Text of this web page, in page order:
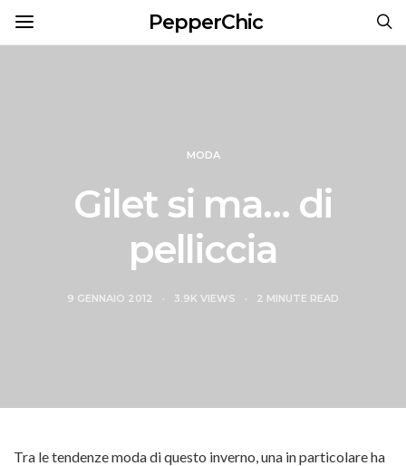
PepperChic
MODA
Gilet si ma… di
pelliccia
9 GENNAIO 2012 3.9K VIEWS 2 MINUTE READ
Tra le tendenze moda di questo inverno, una in particolare ha